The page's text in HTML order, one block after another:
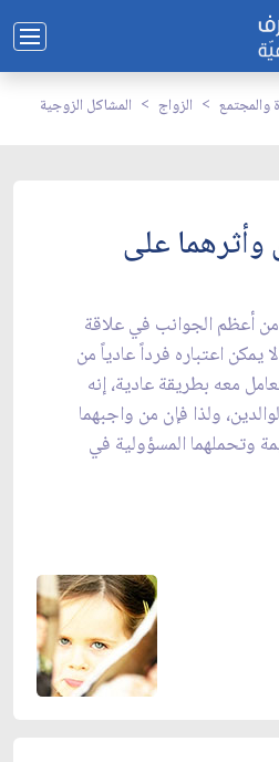
والمجتمع الزواج المشاكل الزوجية
وأثرهما على
أعظم الجوانب في علاقة
يمكن اعتباره فرداً عادياً من
معه بطريقة عادية، إنه
ولذا فإن من واجبهما
وتحملهما المسؤولية في